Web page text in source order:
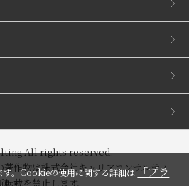
All rights reserved.
作物は株式会社キャリアコンサルティ
載を禁止します。
す。Cookieの使用に関する詳細は「プラ